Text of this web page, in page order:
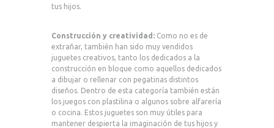
tus hijos.
Construcción y creatividad: Como no es de
extrañar, también han sido muy vendidos
juguetes creativos, tanto los dedicados a la
construcción en bloque como aquellos dedicados
a dibujar o rellenar con pegatinas distintos
diseños. Dentro de esta categoría también están
los juegos con plastilina o algunos sobre alfarería
o cocina. Estos juguetes son muy útiles para
mantener despierta la imaginación de tus hijos y